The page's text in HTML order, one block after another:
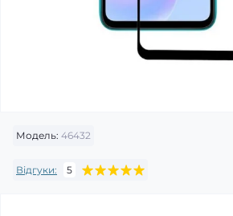
Модель: 46432
Відгуки: 5